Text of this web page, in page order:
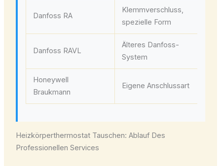
Danfoss RA
Klemmverschluss,
spezielle Form
Danfoss RAVL
Älteres Danfoss-
System
Honeywell
Braukmann
Eigene Anschlussart
Heizkörperthermostat Tauschen: Ablauf Des
Professionellen Services